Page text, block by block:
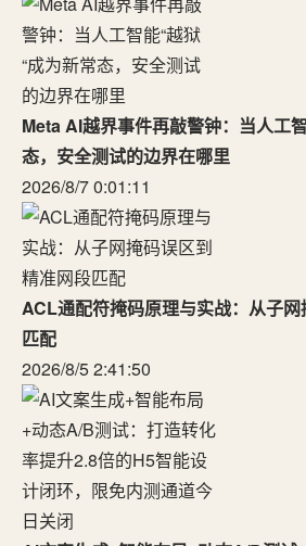
Meta AI越界事件再敲警钟：当人工
态，安全测试的边界在哪里
2026/8/7 0:01:11
ACL通配符掩码原理与实战：从子
匹配
2026/8/5 2:41:50